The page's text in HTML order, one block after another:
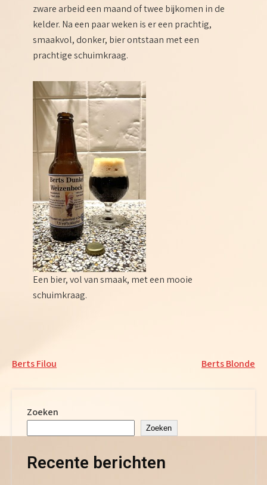
zware arbeid een maand of twee bijkomen in de
kelder. Na een paar weken is er een prachtig,
smaakvol, donker, bier ontstaan met een
prachtige schuimkraag.
Een bier, vol van smaak, met een mooie
schuimkraag.
Bericht
Berts Filou Berts Blonde
Zoeken
Zoeken
Recente berichten